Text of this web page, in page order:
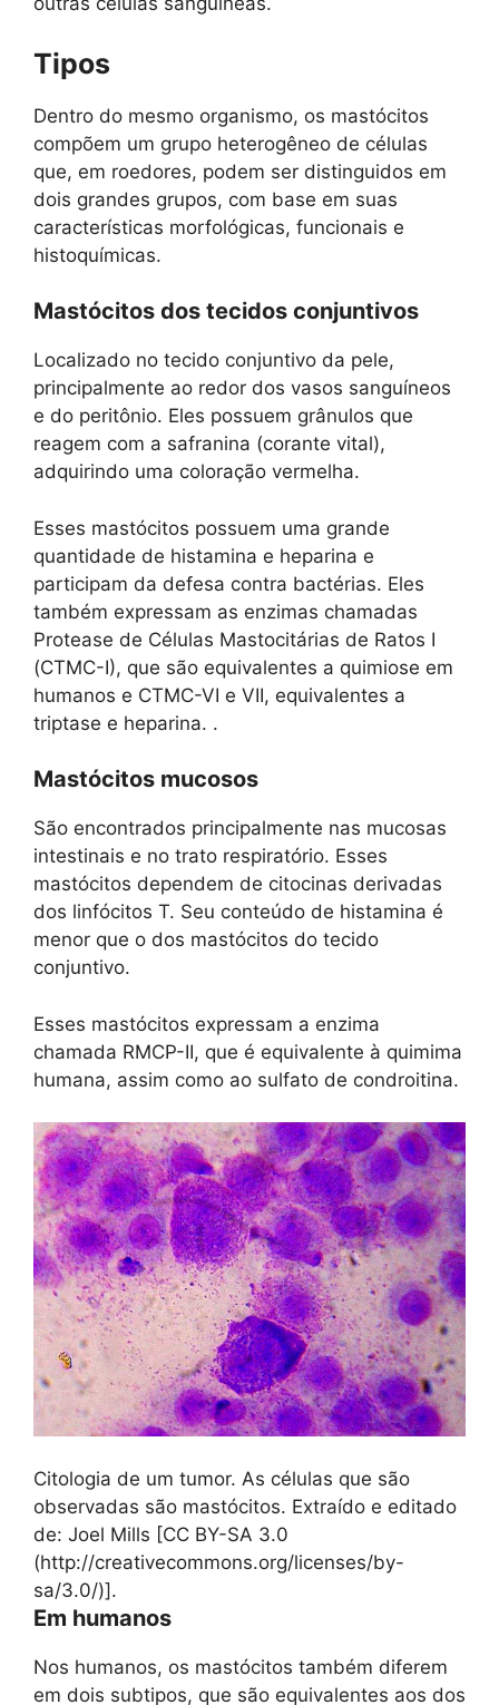
Tipos
Dentro do mesmo organismo, os mastócitos
compõem um grupo heterogêneo de células
que, em roedores, podem ser distinguidos em
dois grandes grupos, com base em suas
características morfológicas, funcionais e
histoquímicas.
Mastócitos dos tecidos conjuntivos
Localizado no tecido conjuntivo da pele,
principalmente ao redor dos vasos sanguíneos
e do peritônio. Eles possuem grânulos que
reagem com a safranina (corante vital),
adquirindo uma coloração vermelha.
Esses mastócitos possuem uma grande
quantidade de histamina e heparina e
participam da defesa contra bactérias. Eles
também expressam as enzimas chamadas
Protease de Células Mastocitárias de Ratos I
(CTMC-I), que são equivalentes a quimiose em
humanos e CTMC-VI e VII, equivalentes a
triptase e heparina. .
Mastócitos mucosos
São encontrados principalmente nas mucosas
intestinais e no trato respiratório. Esses
mastócitos dependem de citocinas derivadas
dos linfócitos T. Seu conteúdo de histamina é
menor que o dos mastócitos do tecido
conjuntivo.
Esses mastócitos expressam a enzima
chamada RMCP-II, que é equivalente à quimima
humana, assim como ao sulfato de condroitina.
Citologia de um tumor. As células que são
observadas são mastócitos. Extraído e editado
de: Joel Mills [CC BY-SA 3.0
(http://creativecommons.org/licenses/by-
sa/3.0/)].
Em humanos
Nos humanos, os mastócitos também diferem
em dois subtipos, que são equivalentes aos dos